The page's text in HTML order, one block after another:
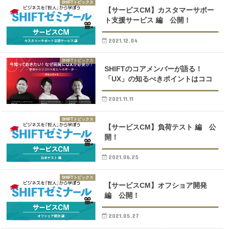
SHIFTトピックス
【サービスCM】カスタマーサポー
ト支援サービス 編 公開！
2021.12.04
SHIFTトピックス
SHIFTのコアメンバーが語る！
「UX」の知るべきポイントはココ
2021.11.11
SHIFTトピックス
【サービスCM】負荷テスト 編 公
開！
2021.06.25
SHIFTトピックス
【サービスCM】オフショア開発
編 公開！
2021.05.27